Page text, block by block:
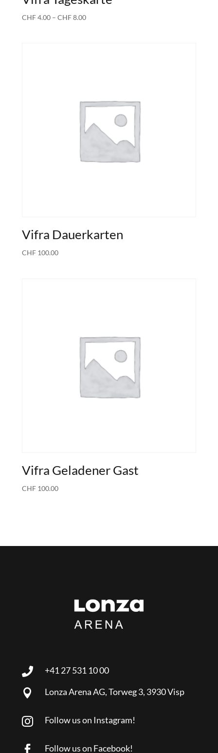
CHF4.00 – CHF8.00Preisspanne:
Vifra Dauerkarten
CHF100.00
Vifra Geladener Gast
CHF100.00
 +41 27 531 10 00
 Lonza Arena AG, Torweg 3, 3930 Visp
 Follow us on Instagram!
 Follow us on Facebook!